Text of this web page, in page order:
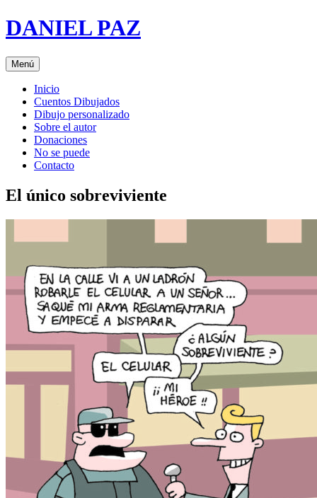
Saltar
al
DANIEL PAZ
Menú
Inicio
Cuentos Dibujados
Dibujo personalizado
Sobre el autor
Donaciones
No se puede
Contacto
El único sobreviviente